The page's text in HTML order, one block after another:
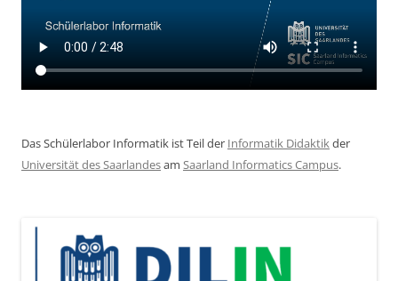
Das Schülerlabor Informatik ist Teil der Informatik Didaktikder
Universität des Saarlandesam Saarland Informatics Campus.